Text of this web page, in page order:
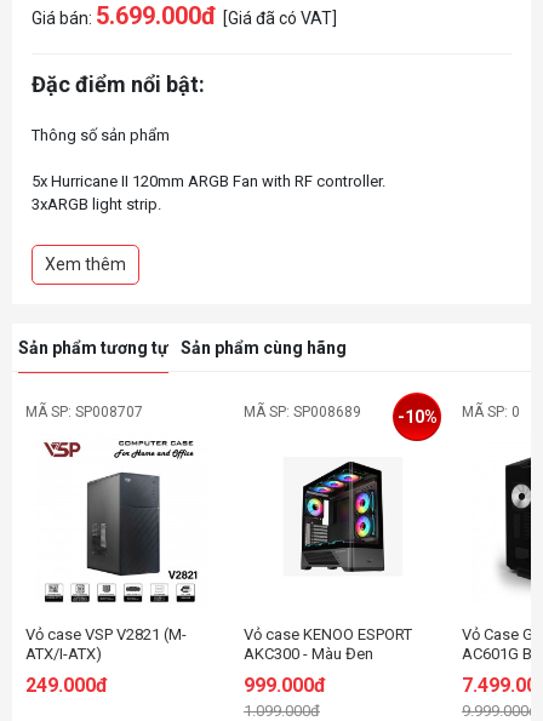
Giá bán: 5.699.000đ [Giá đã có VAT]
Đặc điểm nổi bật:
Thông số sản phẩm
5x Hurricane II 120mm ARGB Fan with RF controller.
3xARGB light strip.
Support 2x2.5” SSD
Xem thêm
Sản phẩm tương tự Sản phẩm cùng hãng
MÃ SP: SP008707
Vỏ case VSP V2821 (M-
ATX/I-ATX)
249.000đ
MÃ SP: SP008689
Vỏ case KENOO ESPORT
AKC300 - Màu Đen
999.000đ
1.099.000đ
-10% MÃ SP: 0
Vỏ Case
AC601G
9.999.000đ